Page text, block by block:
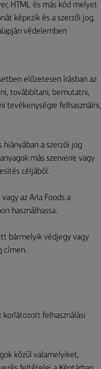
HTML és más kód melyet
képezik és a szerzői jog,
védelemben
előzetesen írásban az
továbbítani, bemutatni,
tevékenységre felhasználni,
a szerzői jog
más szerverre vagy
céljából.
az Arla Foods a
használhassa.
bármelyik védjegy vagy
címen.
korlátozott felhasználási
közül valamelyiket,